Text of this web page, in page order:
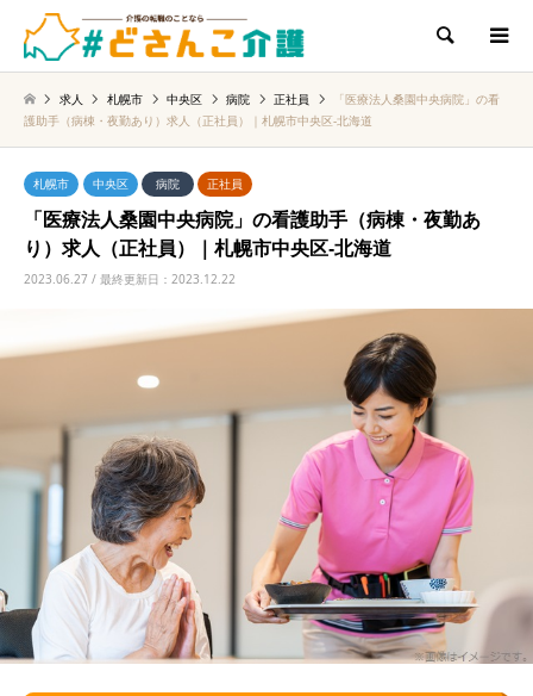
検索
求人 札幌市 中央区 病院 正社員
「医療法人桑園中央病院」の看
護助手（病棟・夜勤あり）求人（正社員）｜札幌市中央区‐北海道
札幌市 中央区 病院 正社員
「医療法人桑園中央病院」の看護助手（病棟・夜勤あ
り）求人（正社員）｜札幌市中央区‐北海道
2023.06.27 / 最終更新日：2023.12.22